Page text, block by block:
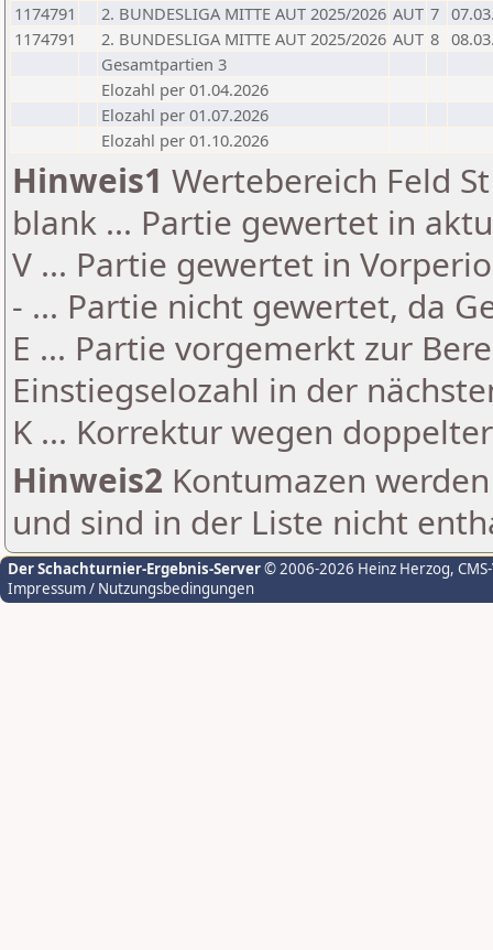
1174791
2. BUNDESLIGA MITTE AUT 2025/2026 AUT 7
1174791
2. BUNDESLIGA MITTE AUT 2025/2026 AUT 8
Gesamtpartien 3
Elozahl per 01.04.2026
Elozahl per 01.07.2026
Elozahl per 01.10.2026
Hinweis1 Wertebereich Feld
blank ... Partie gewertet in
V ... Partie gewertet in
- ... Partie nicht gewertet, da
E ... Partie vorgemerkt zur
Einstiegselozahl in der
K ... Korrektur wegen
Hinweis2 Kontumazen
und sind in der Liste nicht
Der Schachturnier-Ergebnis-Server© 2006-2026 Heinz Herzog,
Impressum / Nutzungsbedingungen